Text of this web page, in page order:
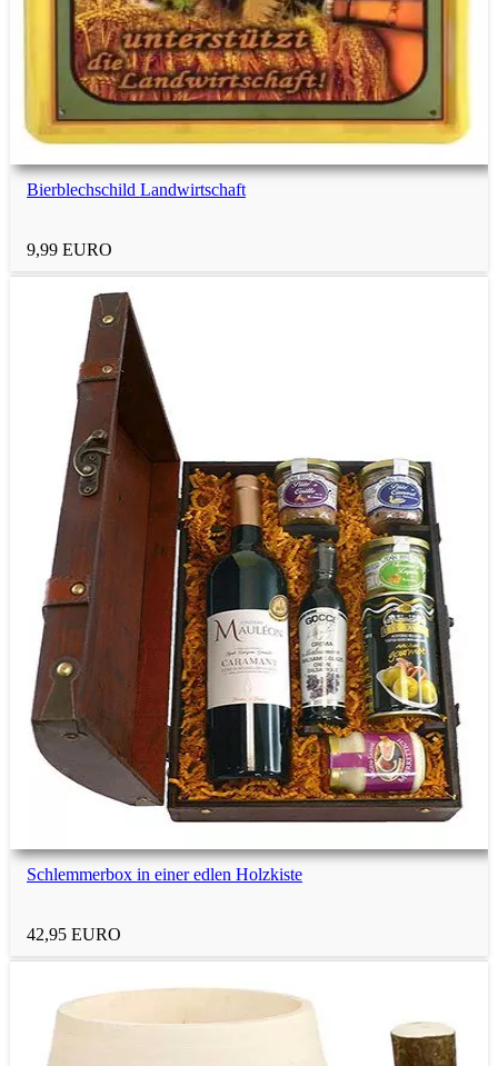
Bierblechschild Landwirtschaft
9,99 EURO
Schlemmerbox in einer edlen Holzkiste
42,95 EURO